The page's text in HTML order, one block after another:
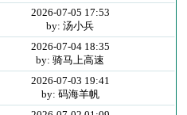
2026-07-05 17:53
by: 汤小兵
2026-07-04 18:35
by: 骑马上高速
2026-07-03 19:41
by: 码海羊帆